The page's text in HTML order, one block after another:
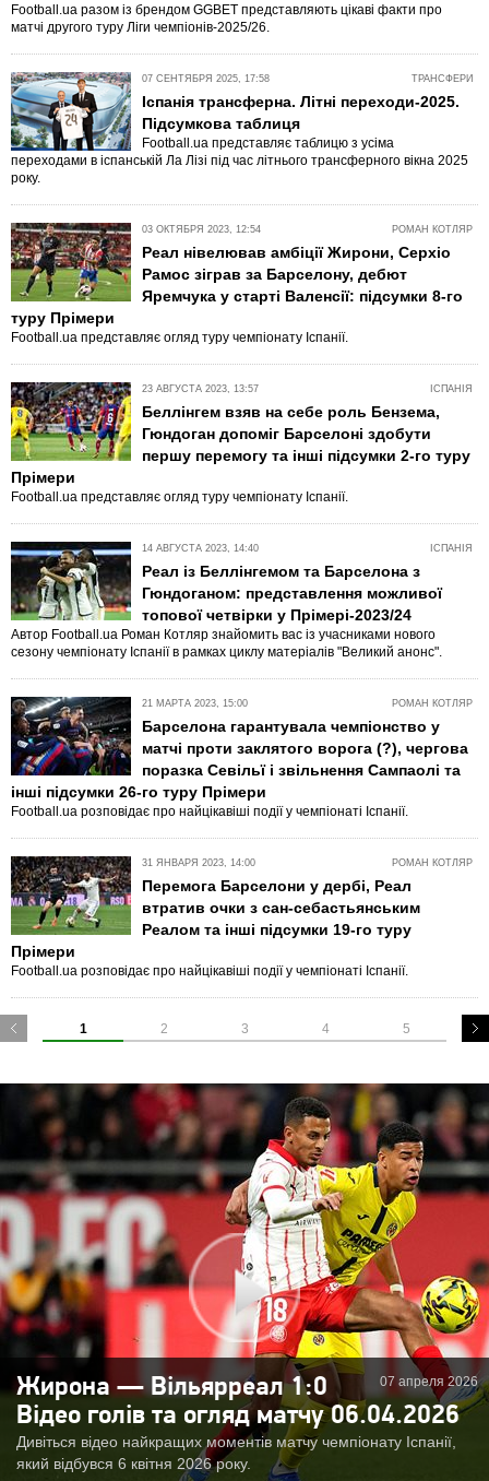
Football.ua разом із брендом GGBET представляють цікаві факти про
матчі другого туру Ліги чемпіонів-2025/26.
ТРАНСФЕРИ
07 СЕНТЯБРЯ 2025, 17:58
Іспанія трансферна. Літні переходи-2025.
Підсумкова таблиця
Football.ua представляє таблицю з усіма
переходами в іспанській Ла Лізі під час літнього трансферного вікна 2025
року.
РОМАН КОТЛЯР
03 ОКТЯБРЯ 2023, 12:54
Реал нівелював амбіції Жирони, Серхіо
Рамос зіграв за Барселону, дебют
Яремчука у старті Валенсії: підсумки 8-го
туру Прімери
Football.ua представляє огляд туру чемпіонату Іспанії.
ІСПАНІЯ
23 АВГУСТА 2023, 13:57
Беллінгем взяв на себе роль Бензема,
Гюндоган допоміг Барселоні здобути
першу перемогу та інші підсумки 2-го туру
Прімери
Football.ua представляє огляд туру чемпіонату Іспанії.
ІСПАНІЯ
14 АВГУСТА 2023, 14:40
Реал із Беллінгемом та Барселона з
Гюндоганом: представлення можливої
топової четвірки у Прімері-2023/24
Автор Football.ua Роман Котляр знайомить вас із учасниками нового
сезону чемпіонату Іспанії в рамках циклу матеріалів "Великий анонс".
РОМАН КОТЛЯР
21 МАРТА 2023, 15:00
Барселона гарантувала чемпіонство у
матчі проти заклятого ворога (?), чергова
поразка Севільї і звільнення Сампаолі та
інші підсумки 26-го туру Прімери
Football.ua розповідає про найцікавіші події у чемпіонаті Іспанії.
РОМАН КОТЛЯР
31 ЯНВАРЯ 2023, 14:00
Перемога Барселони у дербі, Реал
втратив очки з сан-себастьянським
Реалом та інші підсумки 19-го туру
Прімери
Football.ua розповідає про найцікавіші події у чемпіонаті Іспанії.
1 2 3 4 5
07 апреля 2026
Жирона — Вільярреал 1:0
Відео голів та огляд матчу 06.04.2026
Дивіться відео найкращих моментів матчу чемпіонату Іспанії,
який відбувся 6 квітня 2026 року.